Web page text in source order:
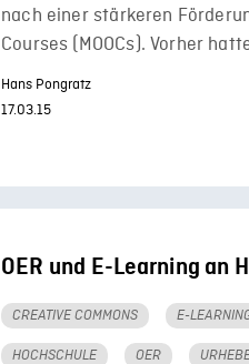
nach einer stärkeren
Courses (MOOCs). Vorher
Hans Pongratz
17.03.15
OER und E-Learning an
CREATIVE COMMONS E-
HOCHSCHULE OER